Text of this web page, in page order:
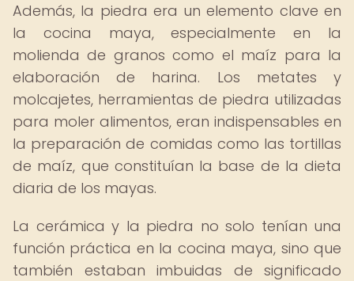
Además, la piedra era un elemento clave en
la cocina maya, especialmente en la
molienda de granos como el maíz para la
elaboración de harina. Los metates y
molcajetes, herramientas de piedra utilizadas
para moler alimentos, eran indispensables en
la preparación de comidas como las tortillas
de maíz, que constituían la base de la dieta
diaria de los mayas.
La cerámica y la piedra no solo tenían una
función práctica en la cocina maya, sino que
también estaban imbuidas de significado